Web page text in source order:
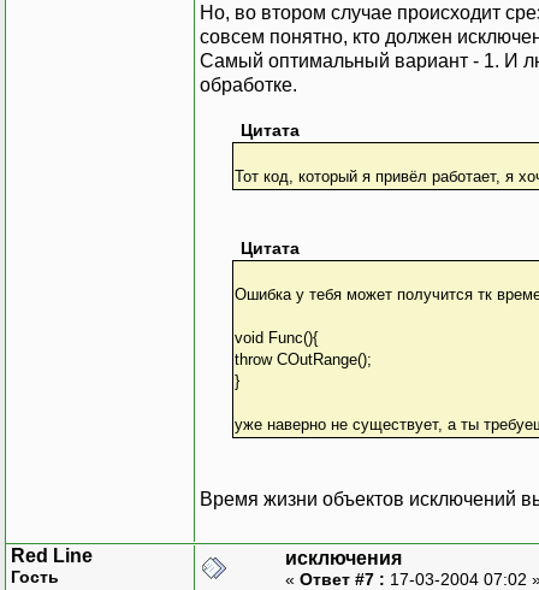
Но, во втором случае происходит
совсем понятно, кто должен
Самый оптимальный вариант - 1. И
обработке.
Цитата
Тот код, который я привёл работает, я
Цитата
Ошибка у тебя может получится тк
void Func(){
throw COutRange();
}
уже наверно не существует, а ты
Время жизни объектов исключений
Red Line
Гость
исключения
« Ответ #7 : 17-03-2004 07:02